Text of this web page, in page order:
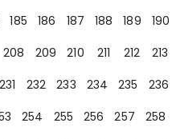
185 186 187 188 189 190
208 209 210 211 212 213
231 232 233 234 235 236
254 255 256 257 258